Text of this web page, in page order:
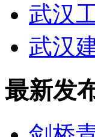
武汉
武汉
最新发